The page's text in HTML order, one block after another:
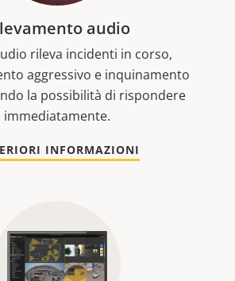
audio
rileva incidenti in corso,
aggressivo e inquinamento
la possibilità di rispondere
immediatamente.
INFORMAZIONI